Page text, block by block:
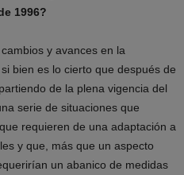
1996?
y avances en la
bien es lo cierto que después de
de la plena vigencia del
serie de situaciones que
requieren de una adaptación a
y que, más que un aspecto
un abanico de medidas